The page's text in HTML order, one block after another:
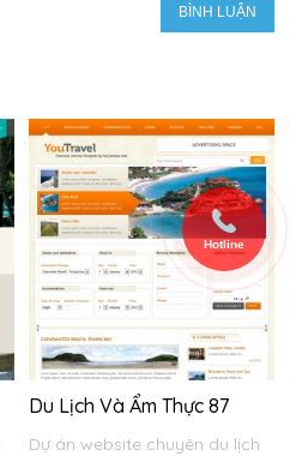
Du Lịch Và Ẩm Thực 87
Dự án website chuyên du lịch
Hotline